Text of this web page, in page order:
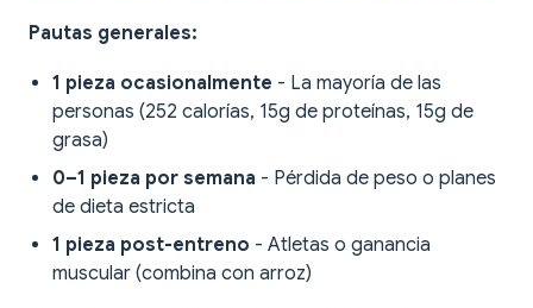
Pautas generales:
1 pieza ocasionalmente - La mayoría de las
personas (252 calorías, 15g de proteínas, 15g de
grasa)
0–1 pieza por semana - Pérdida de peso o planes
de dieta estricta
1 pieza post-entreno - Atletas o ganancia
muscular (combina con arroz)